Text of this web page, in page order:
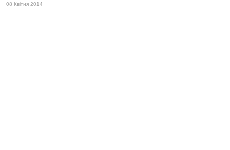
08 Квітня 2014